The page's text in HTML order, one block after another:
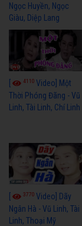
Ngọc Huyền, Ngọc
Giàu, Diệp Lang
4110 Video] Một
Thời Phóng Đãng - Vũ
Linh, Tài Linh, Chí Linh
3770 Video] Dãy
Ngân Hà - Vũ Linh, Tài
Linh, Thoại Mỹ